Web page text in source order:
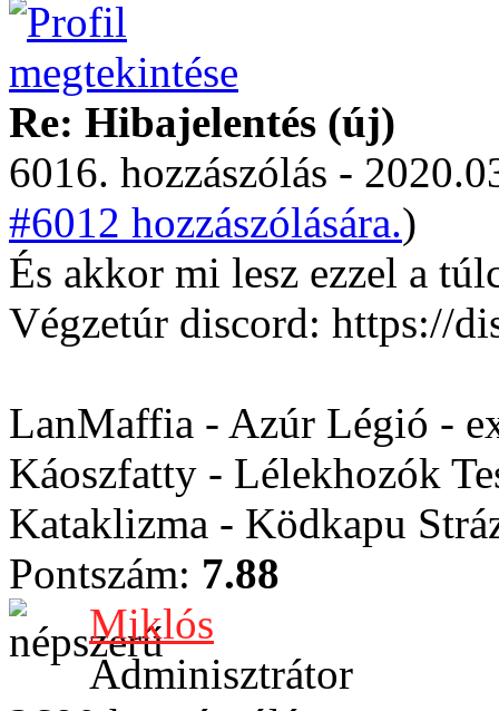
Re: Hibajelentés (új)
6016. hozzászólás -
#6012 hozzászólására.)
És akkor mi lesz ezzel a
Végzetúr discord: https://
LanMaffia - Azúr Légió -
Káoszfatty - Lélekhozók
Kataklizma - Ködkapu
Pontszám: 7.88
Miklós
Adminisztrátor